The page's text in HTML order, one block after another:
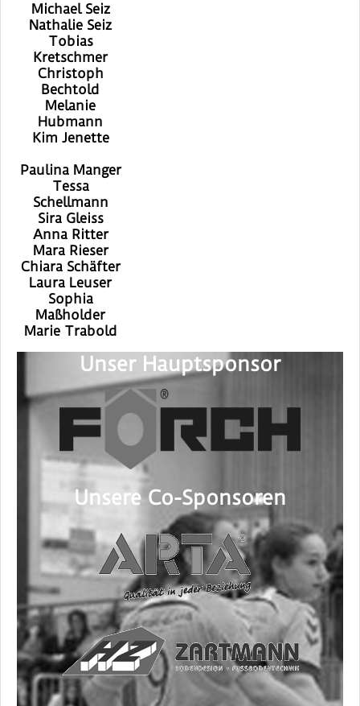
Michael Seiz
Nathalie Seiz
Tobias
Kretschmer
Christoph
Bechtold
Melanie
Hubmann
Kim Jenette
Paulina Manger
Tessa
Schellmann
Sira Gleiss
Anna Ritter
Mara Rieser
Chiara Schäfter
Laura Leuser
Sophia
Maßholder
Marie Trabold
Unser Hauptsponsor
Unsere Co-Sponsoren